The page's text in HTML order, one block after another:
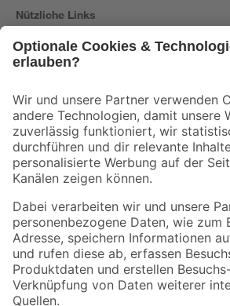
Nützliche Links
Der toom Newsletter: Keine Angebote und Aktionen
Zur Newsletter Anmeldung
Folge uns
Zahlungsarten